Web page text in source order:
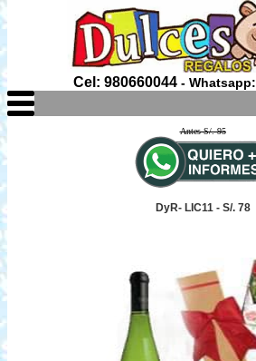
Cel: 980660044- Whatsapp:
Antes S/. 95
DyR- LIC11 - S/. 78